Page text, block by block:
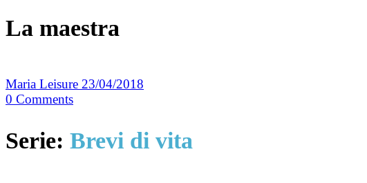
La maestra
Maria Leisure 23/04/2018
0 Comments
Serie: Brevi di vita